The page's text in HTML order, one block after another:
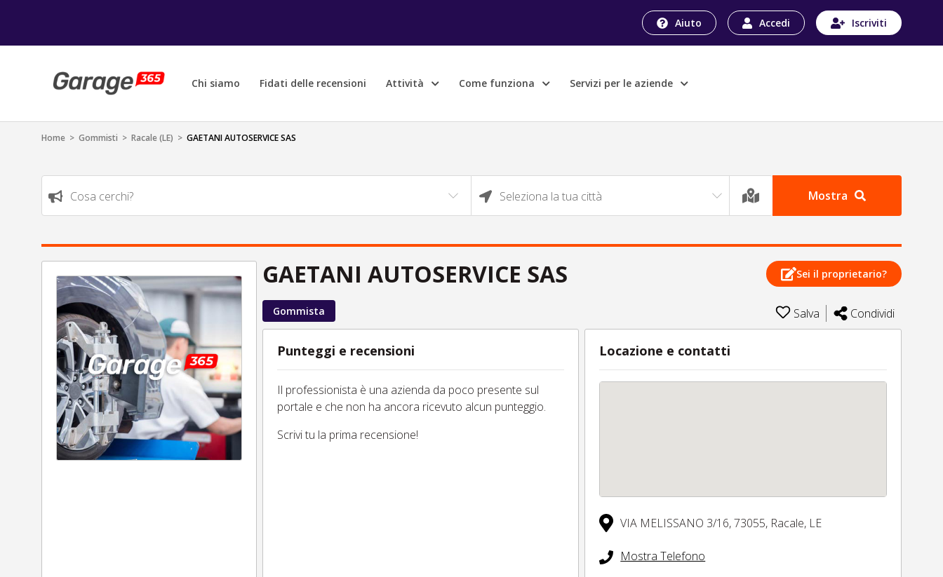
Aiuto Accedi Iscriviti
Chi siamo Fidati delle recensioni Attività Come funziona Servizi per le aziende
Home > Gommisti > Racale (LE) > GAETANI AUTOSERVICE SAS
Cosa cerchi? Seleziona la tua città Mostra
GAETANI AUTOSERVICE SAS Sei il proprietario?
Gommista Salva Condividi
Punteggi e recensioni
Il professionista è una azienda da poco presente sul
portale e che non ha ancora ricevuto alcun punteggio.
Scrivi tu la prima recensione!
Locazione e contatti
VIA MELISSANO 3/16,73055, Racale, LE
Mostra Telefono